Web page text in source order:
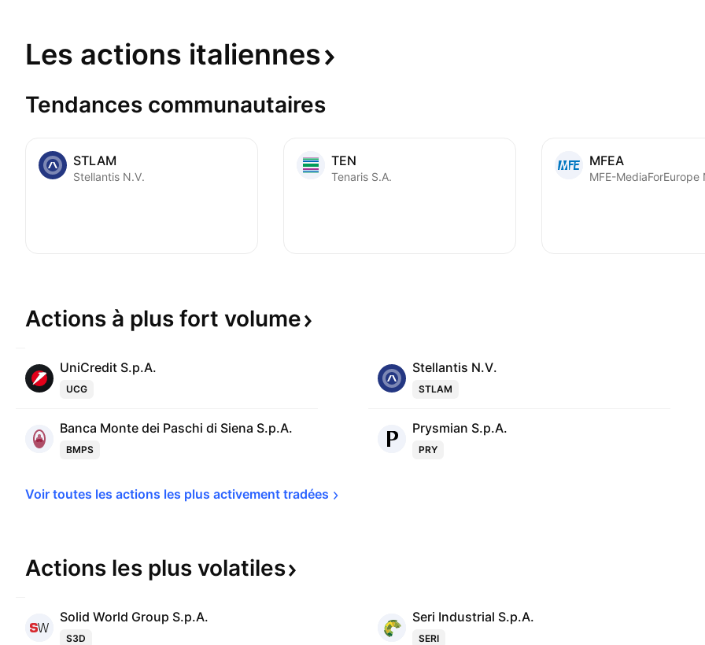
Les actions italiennes
Tendances communautaires
STLAM
Stellantis N.V.
TEN
Tenaris S.A.
MFEA
MFE-MediaForEurope
Actions à plus fort volume
UniCredit S.p.A.
UCG
Stellantis N.V.
STLAM
Banca Monte dei Paschi di Siena S.p.A.
BMPS
Prysmian S.p.A.
PRY
Voir toutes les actions les plus activement tradées
Actions les plus volatiles
Solid World Group S.p.A.
S3D
Seri Industrial S.p.A.
SERI